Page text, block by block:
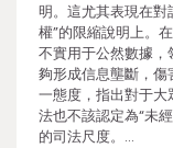
明。這尤其表現在對
權”的限縮說明上。
不實用于公然數據
夠形成信息壟斷，
一態度，指出對于
法也不該認定為“未
的司法尺度。…